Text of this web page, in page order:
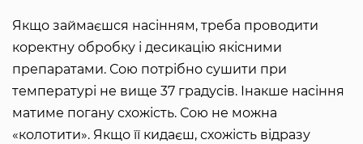
Якщо займаєшся насінням, треба проводити
коректну обробку і десикацію якісними
препаратами. Сою потрібно сушити при
температурі не вище 37 градусів. Інакше насіння
матиме погану схожість. Сою не можна
«колотити». Якщо її кидаєш, схожість відразу